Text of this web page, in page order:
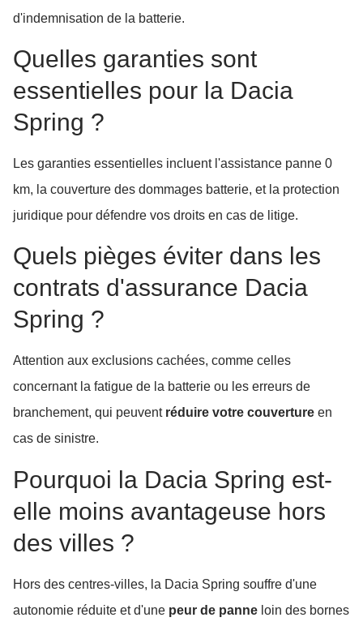
d'indemnisation de la batterie.
Quelles garanties sont
essentielles pour la Dacia
Spring ?
Les garanties essentielles incluent l'assistance panne 0
km, la couverture des dommages batterie, et la protection
juridique pour défendre vos droits en cas de litige.
Quels pièges éviter dans les
contrats d'assurance Dacia
Spring ?
Attention aux exclusions cachées, comme celles
concernant la fatigue de la batterie ou les erreurs de
branchement, qui peuvent réduire votre couverture en
cas de sinistre.
Pourquoi la Dacia Spring est-
elle moins avantageuse hors
des villes ?
Hors des centres-villes, la Dacia Spring souffre d'une
autonomie réduite et d'une peur de panne loin des bornes